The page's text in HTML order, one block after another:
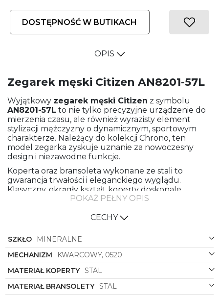
DOSTĘPNOŚĆ W BUTIKACH
OPIS
Zegarek męski Citizen AN8201-57L
Wyjątkowy zegarek męski Citizen z symbolu
AN8201-57L to nie tylko precyzyjne urządzenie do
mierzenia czasu, ale również wyrazisty element
stylizacji mężczyzny o dynamicznym, sportowym
charakterze. Należący do kolekcji Chrono, ten
model zegarka zyskuje uznanie za nowoczesny
design i niezawodne funkcje.
Koperta oraz bransoleta wykonane ze stali to
gwarancja trwałości i eleganckiego wyglądu.
Klasyczny, okrągły kształt koperty doskonale
komponuje się z dynamicznym charakterem
nadgarstka, zapewniając wygodę noszenia przez
Kolorystyka tego zegarka męskiego jest bardzo
stonowana, co sprawia, że może być doskonałym
dodatkiem do wielu stylizacji. Stalowy kolor
bransolety oraz koperty idealnie współgra z
granatowym odcieniem tarczy, nadając całej
kompozycji eleganckiego i zarazem sportowego
POKAŻ PEŁNY OPIS
CECHY
SZKŁO
MINERALNE
MECHANIZM
KWARCOWY, 0520
MATERIAŁ KOPERTY STAL
MATERIAŁ BRANSOLETY STAL